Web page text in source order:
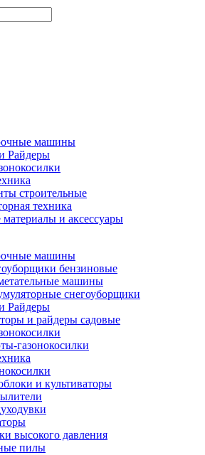
машины
Райдеры
строительные
техника
материалы и аксессуары
машины
бензиновые
машины
снегоуборщики
Райдеры
и райдеры садовые
газонокосилки
и культиваторы
высокого давления
пилы